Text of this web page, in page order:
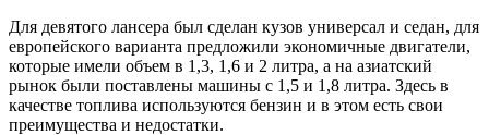
Для девятого лансера был сделан кузов универсал и седан, для
европейского варианта предложили экономичные двигатели,
которые имели объем в 1,3, 1,6 и 2 литра, а на азиатский
рынок были поставлены машины с 1,5 и 1,8 литра. Здесь в
качестве топлива используются бензин и в этом есть свои
преимущества и недостатки.